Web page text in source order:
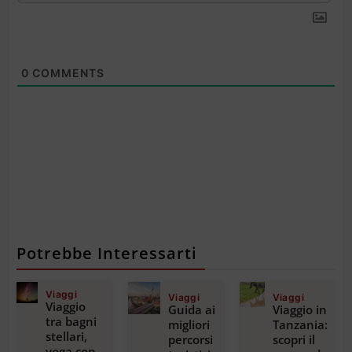
0 COMMENTS
Potrebbe Interessarti
Viaggi
Viaggio
tra bagni
stellari,
Viaggi
Guida ai
migliori
percorsi
Viaggi
Viaggio in
Tanzania:
scopri il